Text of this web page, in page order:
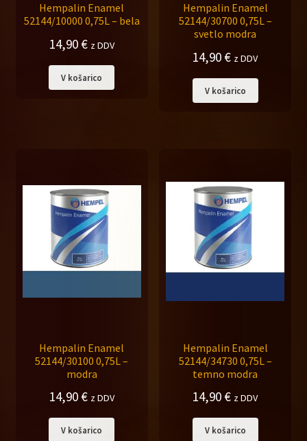
Hempalin Enamel
52144/10000 0,75L – bela
14,90€ z DDV
V košarico
Hempalin Enamel
52144/30700 0,75L –
svetlo modra
14,90 € z DDV
V košarico
Hempalin Enamel
52144/30100 0,75L –
modra
14,90€ z DDV
V košarico
Hempalin Enamel
52144/34730 0,75L –
temno modra
14,90 € z DDV
V košarico